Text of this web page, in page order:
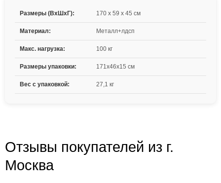
Размеры (ВxШxГ): 170 x 59 x 45 см
Материал: Металл+лдсп
Макс. нагрузка: 100 кг
Размеры упаковки: 171x46x15 см
Вес с упаковкой: 27,1 кг
Отзывы покупателей из г.
Москва